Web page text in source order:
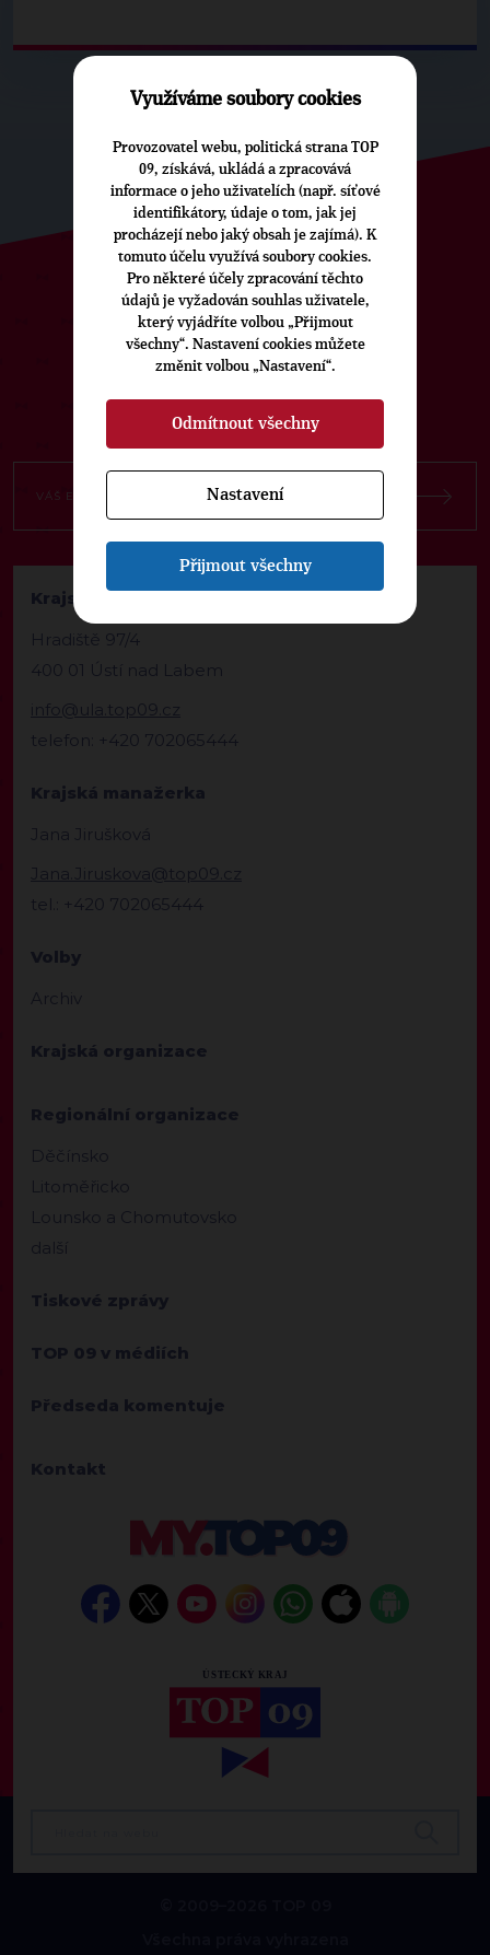
ODEBÍREJTE NÁŠ TOPOVÝ
NEWSLETTER
Krajská kancelář TOP 09 Ústecký kraj
Hradiště 97/4
400 01 Ústí nad Labem
info@ula.top09.cz
telefon: +420 702065444
Krajská manažerka
Jana Jirušková
Jana.Jiruskova@top09.cz
tel.: +420 702065444
Volby
Archiv
Krajská organizace
Regionální organizace
Děčínsko
Litoměřicko
Lounsko a Chomutovsko
další
Tiskové zprávy
TOP 09 v médiích
Předseda komentuje
Kontakt
Využíváme soubory cookies
Provozovatel webu, politická strana TOP
09, získává, ukládá a zpracovává
informace o jeho uživatelích (např. síťové
identifikátory, údaje o tom, jak jej
procházejí nebo jaký obsah je zajímá). K
tomuto účelu využívá soubory cookies.
Pro některé účely zpracování těchto
údajů je vyžadován souhlas uživatele,
který vyjádříte volbou „Přijmout
všechny“. Nastavení cookies můžete
změnit volbou „Nastavení“.
Odmítnout všechny
Nastavení
Přijmout všechny